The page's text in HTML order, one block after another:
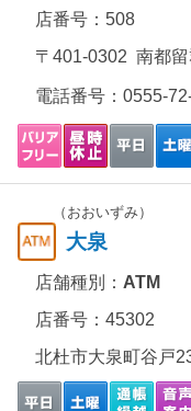
店番号：508
〒401-0302 南都
電話番号： 0555-
（おおいずみ）
大泉
店舗種別： ATM
店番号：45302
北杜市大泉町谷戸